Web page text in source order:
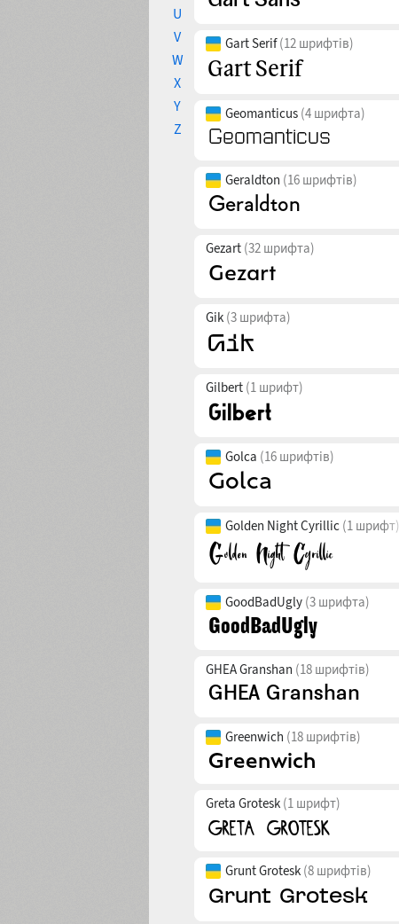
U
V
W
X
Y
Z
Gart Serif(12 шрифтів)
Geomanticus (4 шрифта)
Geraldton (16 шрифтів)
Gezart (32 шрифта)
Gik (3 шрифта)
Gilbert (1 шрифт)
Golca (16 шрифтів)
Golden Night Cyrillic (1 шрифт)
GoodBadUgly (3 шрифта)
GHEA Granshan (18 шрифтів)
Greenwich (18 шрифтів)
Greta Grotesk (1 шрифт)
Grunt Grotesk (8 шрифтів)